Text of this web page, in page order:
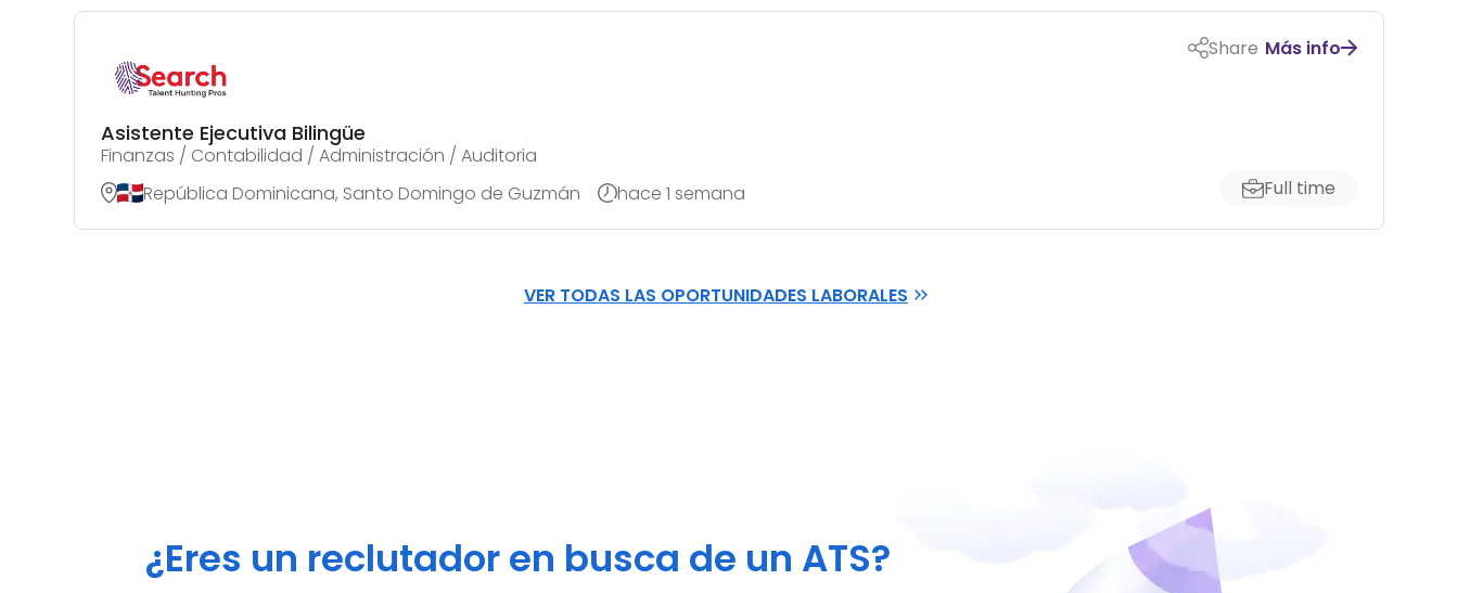
Asistente Ejecutiva Bilingüe
Finanzas / Contabilidad / Administración / Auditoria
República Dominicana, Santo Domingo de Guzmán
hace 1 semana
Share Más info
Full time
VER TODAS LAS OPORTUNIDADES LABORALES
¿Eres un reclutador en busca de un ATS?